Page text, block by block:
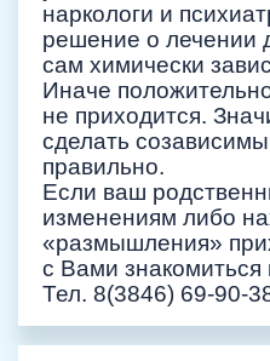
наркологи и
решение о лечении
сам химически
Иначе
не приходится.
сделать
правильно.
Если ваш
изменениям либо
«размышления»
с Вами знакомиться
Тел. 8(3846) 69-90-